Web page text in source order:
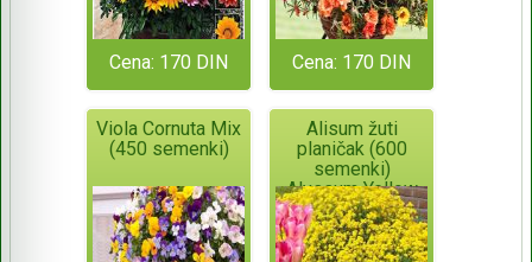
Cena: 170 DIN Cena: 170 DIN
Viola Cornuta Mix
(450 semenki)
Alisum žuti
planičak (600
semenki)
Alyssum Yellow
Dust Saxatile